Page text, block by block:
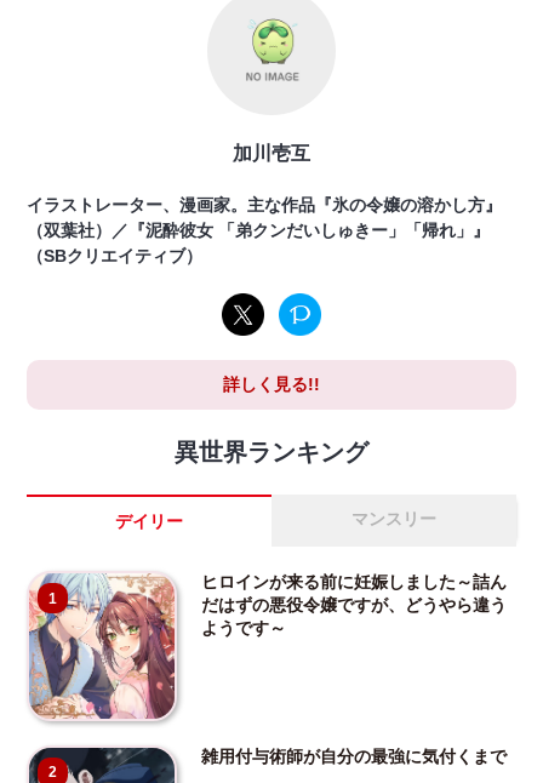
加川壱互
イラストレーター、漫画家。主な作品『氷の令嬢の溶かし方』
（双葉社）／『泥酔彼女 「弟クンだいしゅきー」「帰れ」』
（SBクリエイティブ）
詳しく見る!!
異世界ランキング
デイリー マンスリー
1
ヒロインが来る前に妊娠しました～詰ん
だはずの悪役令嬢ですが、どうやら違う
ようです～
2
雑用付与術師が自分の最強に気付くまで